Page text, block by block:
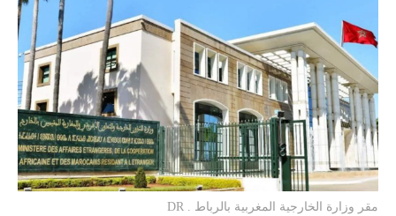
مقر وزارة الخارجية المغربية بالرباط . DR